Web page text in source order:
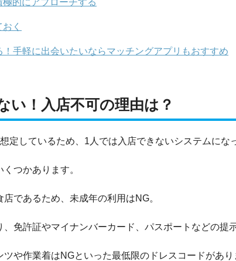
く
手軽に出会いたいならマッチングアプリもおすすめ
い！入店不可の理由は？
定しているため、1人では入店できないシステムにな
つかあります。
であるため、未成年の利用はNG。
免許証やマイナンバーカード、パスポートなどの提
や作業着はNGといった最低限のドレスコードがあり